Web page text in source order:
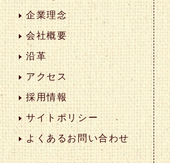
企業理念
会社概要
沿革
アクセス
採用情報
サイトポリシー
よくあるお問い合わせ